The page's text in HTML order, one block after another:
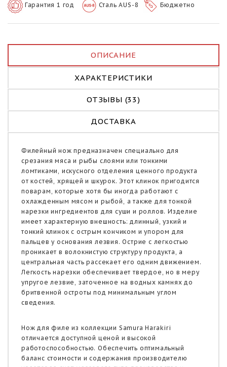
Гарантия 1 год Сталь AUS-8 Бюджетно
ОПИСАНИЕ
ХАРАКТЕРИСТИКИ
ОТЗЫВЫ (33)
ДОСТАВКА
Филейный нож предназначен специально для
срезания мяса и рыбы слоями или тонкими
ломтиками, искусного отделения ценного продукта
от костей, хрящей и шкурок. Этот клинок пригодится
поварам, которые хотя бы иногда работают с
охлажденным мясом и рыбой, а также для тонкой
нарезки ингредиентов для суши и роллов. Изделие
имеет характерную внешность: длинный, узкий и
тонкий клинок с острым кончиком и упором для
пальцев у основания лезвия. Острие с легкостью
проникает в волокнистую структуру продукта, а
центральная часть рассекает его одним движением.
Легкость нарезки обеспечивает твердое, но в меру
упругое лезвие, заточенное на водных камнях до
бритвенной остроты под минимальным углом
сведения.
Нож для филе из коллекции Samura Harakiri
отличается доступной ценой и высокой
работоспособностью. Обеспечить оптимальный
баланс стоимости и содержания производителю